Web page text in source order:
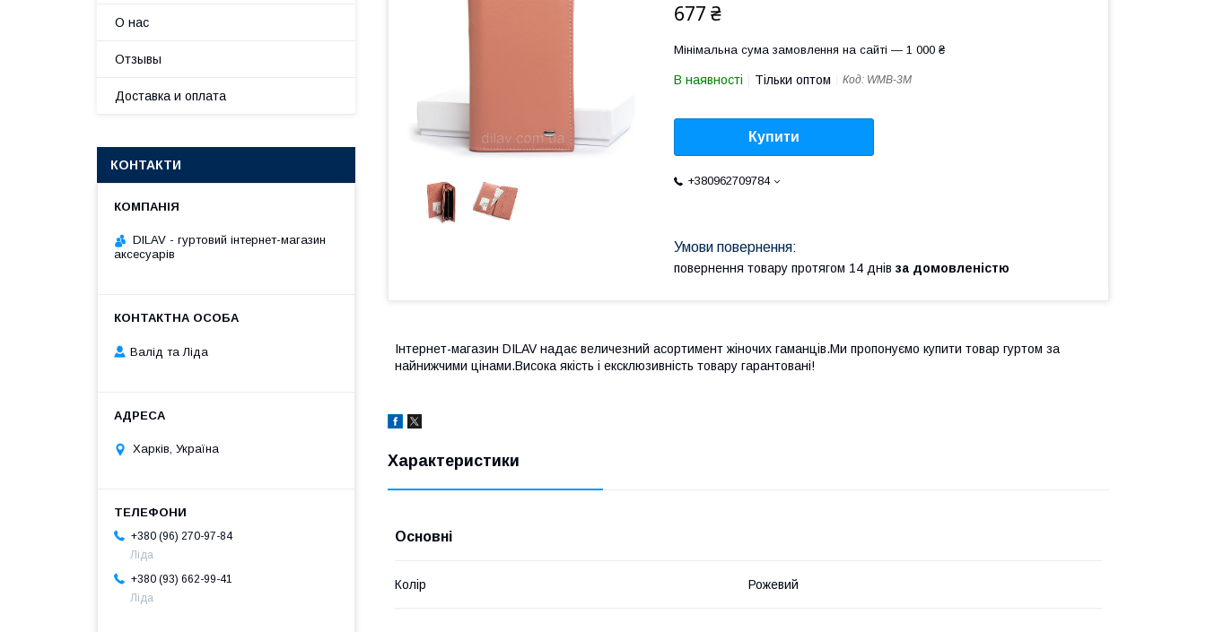
677 ₴
Мінімальна сума замовлення на сайті — 1 000 ₴
В наявності Тільки оптом Код: WMB-3M
Купити
+380962709784
повернення товару протягом 14 днів за домовленістю
Інтернет-магазин DILAV надає величезний асортимент жіночих гаманців.Ми пропонуємо купити товар гуртом за
найнижчими цінами.Висока якість і ексклюзивність товару гарантовані!
Характеристики
Основні
Колір Рожевий
О нас
Отзывы
Доставка и оплата
КОНТАКТИ
DILAV - гуртовий інтернет-магазин
аксесуарів
Валід та Ліда
Харків, Україна
+380 (96) 270-97-84
Ліда
+380 (93) 662-99-41
Ліда